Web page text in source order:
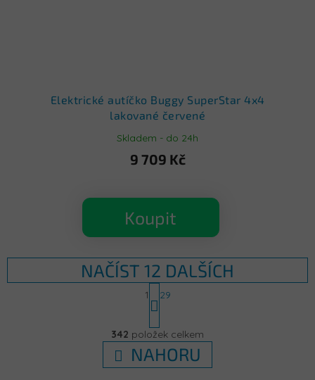
Elektrické autíčko Buggy SuperStar 4x4
lakované červené
Skladem - do 24h
9 709 Kč
Koupit
v
l
á
d
NAČÍST 12 DALŠÍCH
S
t
r
á
n
k
o
v
1 29
342 položek celkem
NAHORU